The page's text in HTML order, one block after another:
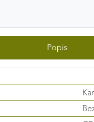
Popis
údaje. Vďaka
personalizovanejšie a
stránky.